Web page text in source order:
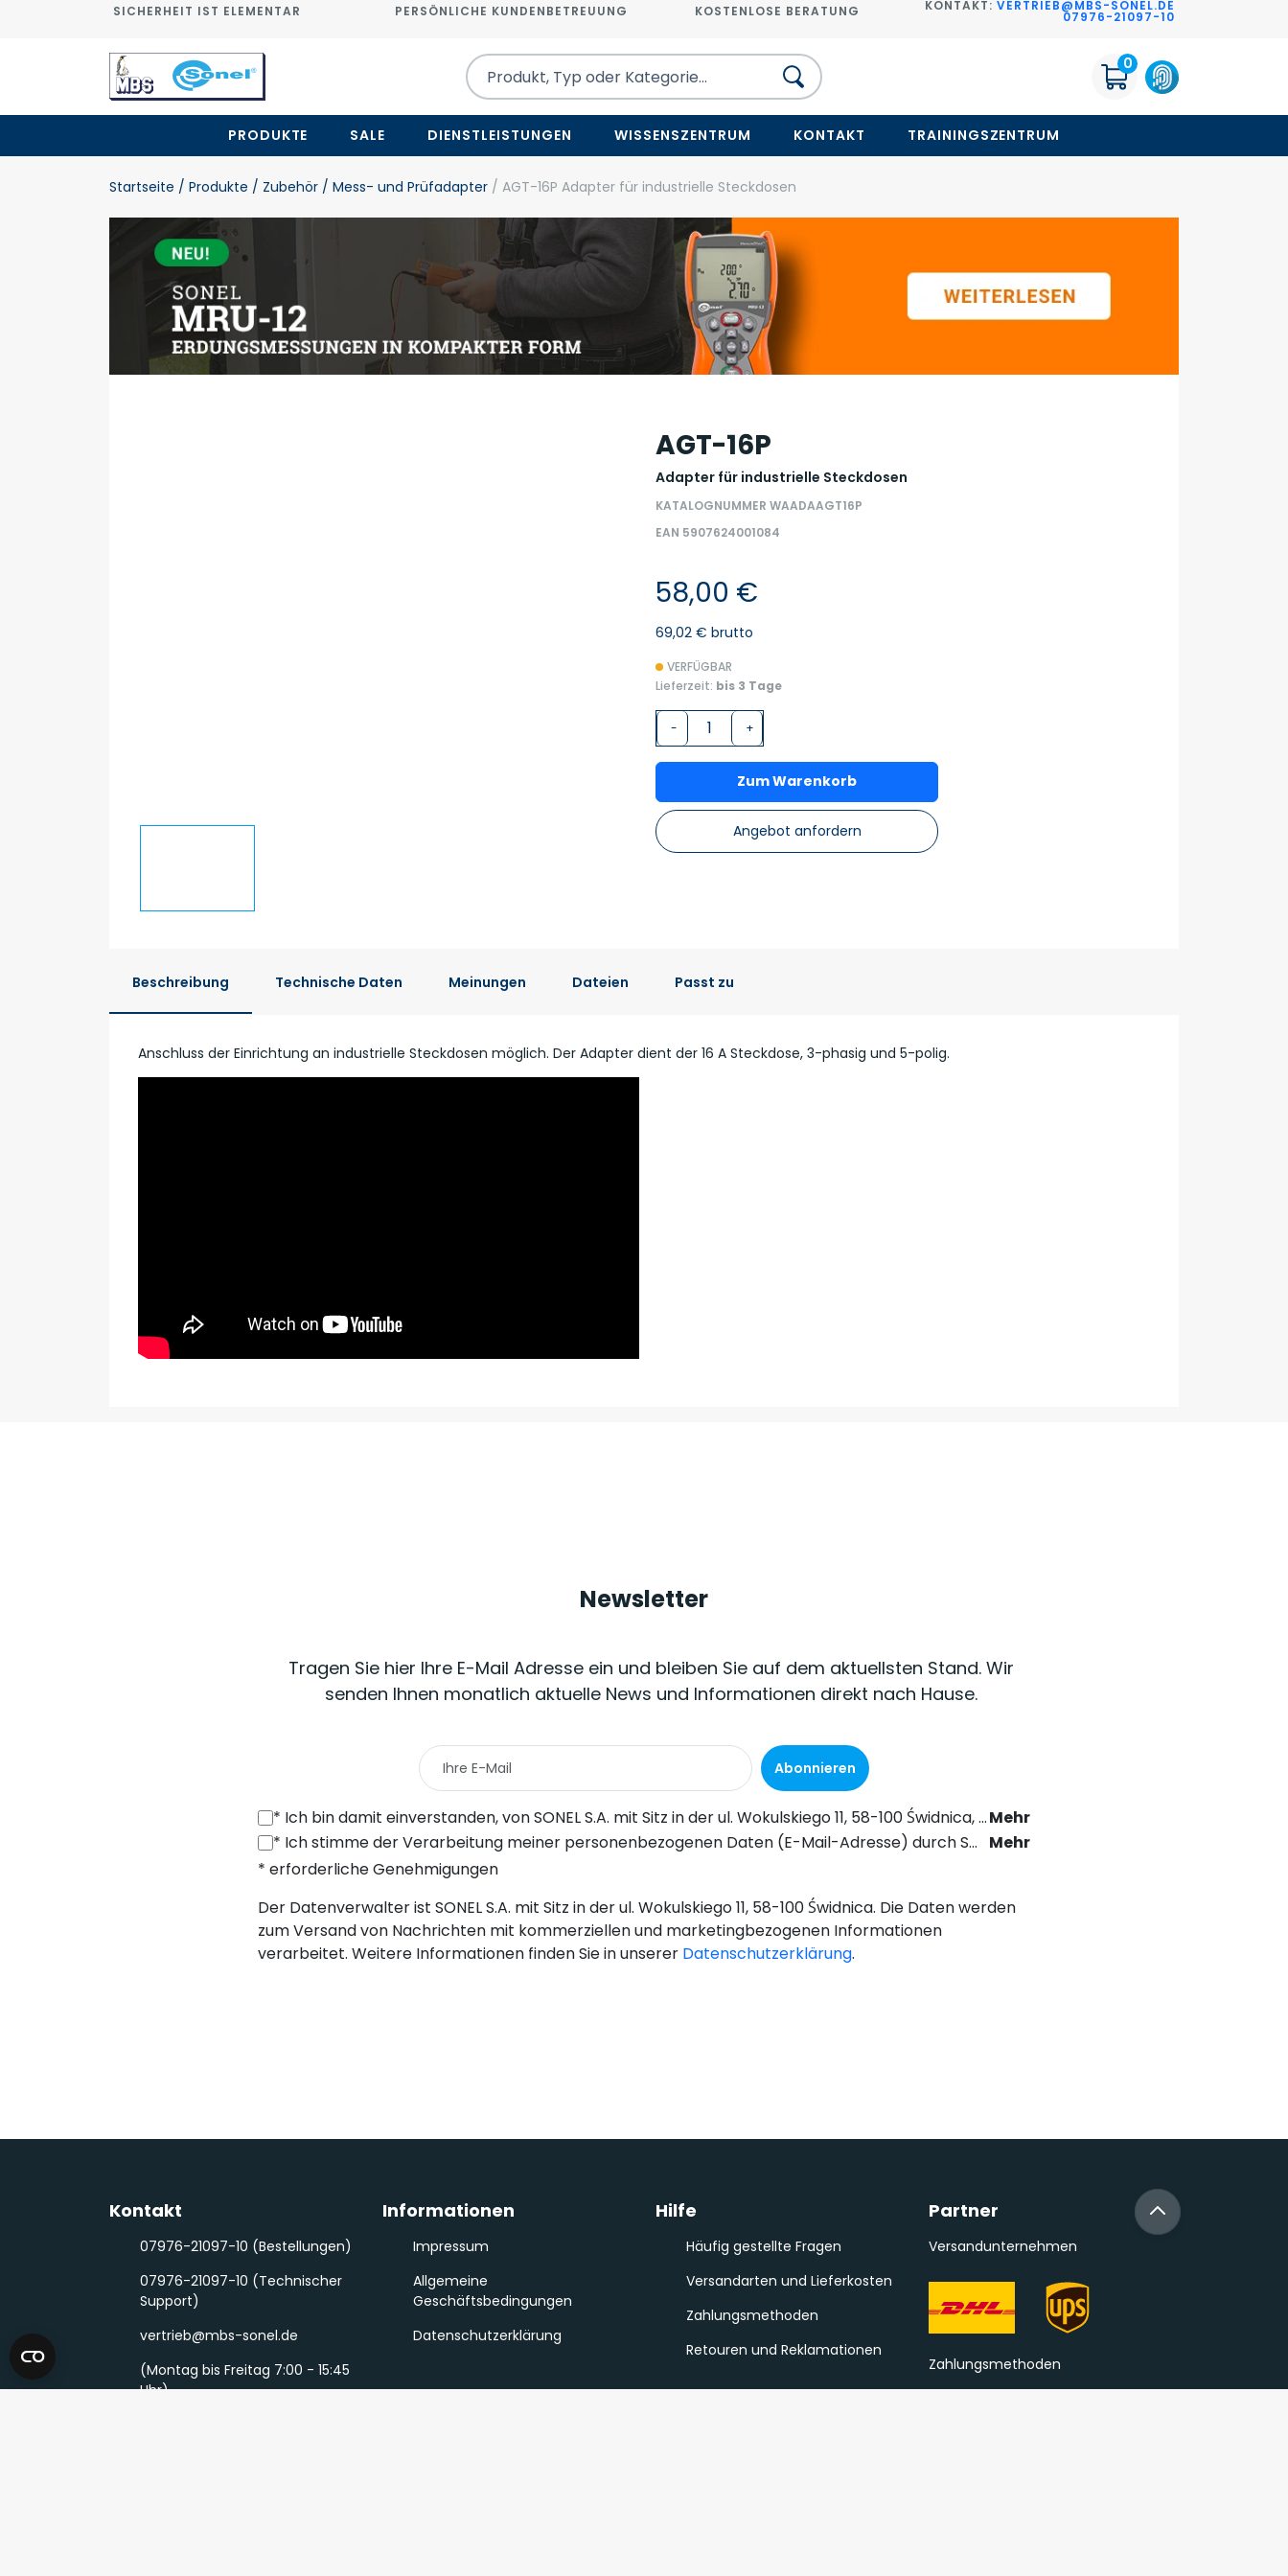
SICHERHEIT IST ELEMENTAR PERSÖNLICHE KUNDENBETREUUNG KOSTENLOSE BERATUNG KONTAKT: VERTRIEB@MBS-SONEL.DE
07976-21097-10
0
PRODUKTE SALE DIENSTLEISTUNGEN WISSENSZENTRUM KONTAKT TRAININGSZENTRUM
Startseite / Produkte / Zubehör / Mess- und Prüfadapter / AGT-16P Adapter für industrielle Steckdosen
AGT-16P
Adapter für industrielle Steckdosen
KATALOGNUMMER WAADAAGT16P
EAN 5907624001084
58,00 €
69,02 € brutto
VERFÜGBAR
Lieferzeit: bis 3 Tage
- +
Zum Warenkorb
Angebot anfordern
Beschreibung Technische Daten Meinungen Dateien Passt zu
Anschluss der Einrichtung an industrielle Steckdosen möglich. Der Adapter dient der 16 A Steckdose, 3-phasig und 5-polig.
Newsletter
Tragen Sie hier Ihre E-Mail Adresse ein und bleiben Sie auf dem aktuellsten Stand. Wir
senden Ihnen monatlich aktuelle News und Informationen direkt nach Hause.
Abonnieren
* Ich bin damit einverstanden, von SONEL S.A. mit Sitz in der ul. Wokulskiego 11, 58-100 Świdnica, kommerzielle Informationen auf elektronischem Wege (an die angegebene E-Mail-Adresse) zu Marketingzwecken gemäß Art. 398 des Gesetzes vom 12. Juli 2024 über das Recht der elektronischen Kommunikation zu erhalten.
Mehr
* Ich stimme der Verarbeitung meiner personenbezogenen Daten (E-Mail-Adresse) durch SONEL S.A. mit Sitz in ul. Wokulskiego 11, 58-100 Świdnica, zum Zwecke des Versands eines Newsletters mit kommerziellen und marketingbezogenen Informationen gemäß Art. 6 Abs. 1 Buchstabe a) der Datenschutz-Grundverordnung (DSGVO).
Mehr
* erforderliche Genehmigungen
Der Datenverwalter ist SONEL S.A. mit Sitz in der ul. Wokulskiego 11, 58-100 Świdnica. Die Daten werden
zum Versand von Nachrichten mit kommerziellen und marketingbezogenen Informationen
verarbeitet. Weitere Informationen finden Sie in unserer Datenschutzerklärung.
Kontakt
07976-21097-10 (Bestellungen)
07976-21097-10 (Technischer
Support)
vertrieb@mbs-sonel.de
(Montag bis Freitag 7:00 - 15:45
Uhr)
Informationen
Impressum
Allgemeine
Geschäftsbedingungen
Datenschutzerklärung
Hilfe
Häufig gestellte Fragen
Versandarten und Lieferkosten
Zahlungsmethoden
Retouren und Reklamationen
Partner
Versandunternehmen
Zahlungsmethoden